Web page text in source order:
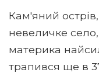
Кам'яний
невеличке село,
материка
трапився ще в